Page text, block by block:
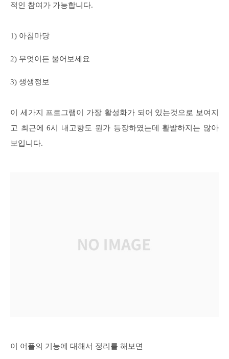
적인 참여가 가능합니다.
1) 아침마당
2) 무엇이든 물어보세요
3) 생생정보
이 세가지 프로그램이 가장 활성화가 되어 있는것으로 보여지
고 최근에 6시 내고향도 뭔가 등장하였는데 활발하지는 않아
보입니다.
이 어플의 기능에 대해서 정리를 해보면